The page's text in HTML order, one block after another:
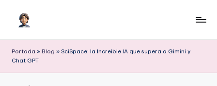
Saltar
contenido
A
c
para
Portada » Blog » SciSpace: la Increible IA que supera a Gimini y
Chat GPT